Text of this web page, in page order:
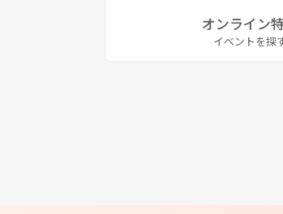
オンライン
イベントを探